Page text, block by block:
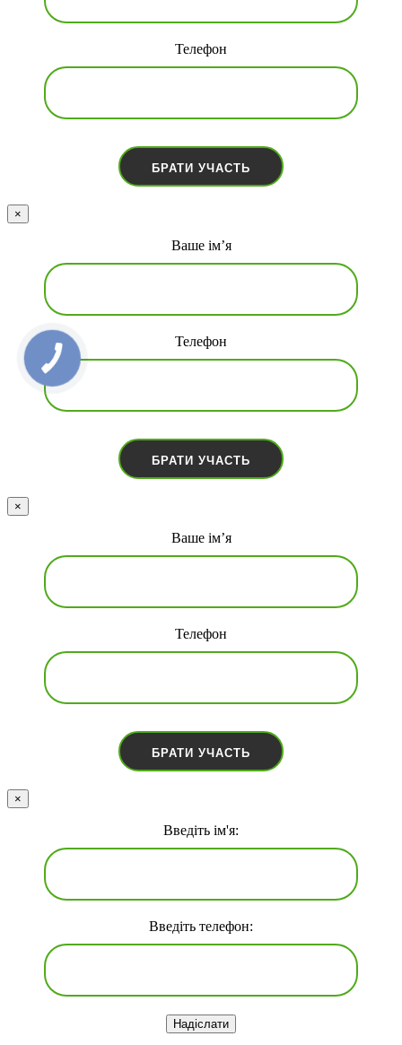
Телефон
×
Ваше ім’я
Телефон
×
Ваше ім’я
Телефон
×
Введіть ім'я:
Введіть телефон:
Надіслати